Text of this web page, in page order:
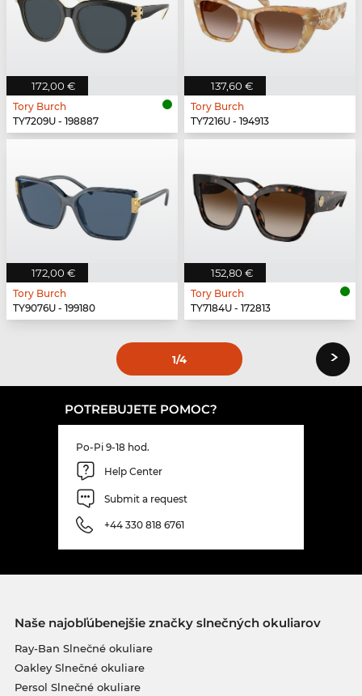
172,00 €
Tory Burch
TY7209U - 198887
137,60 €
Tory Burch
TY7216U - 194913
172,00 €
Tory Burch
TY9076U - 199180
152,80 €
Tory Burch
TY7184U - 172813
1/4 ›
POTREBUJETE POMOC?
Po-Pi 9-18 hod.
Help Center
Submit a request
+44 330 818 6761
Naše najobľúbenejšie značky slnečných okuliarov
Ray-Ban Slnečné okuliare
Oakley Slnečné okuliare
Persol Slnečné okuliare